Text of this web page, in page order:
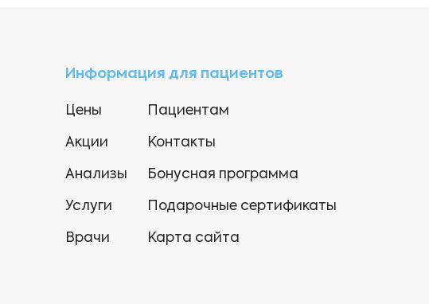
Информация для пациентов
Цены
Акции
Анализы
Услуги
Врачи
Пациентам
Контакты
Бонусная программа
Подарочные сертификаты
Карта сайта